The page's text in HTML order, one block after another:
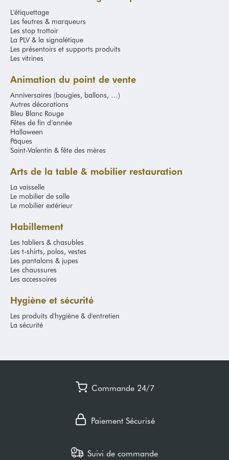
L'étiquettage
Les feutres & marqueurs
Les stop trottoir
La PLV & la signalétique
Les présentoirs et supports produits
Les vitrines
Animation du point de vente
Anniversaires (bougies, ballons, …)
Autres décorations
Bleu Blanc Rouge
Fêtes de fin d’année
Halloween
Pâques
Saint-Valentin & fête des mères
Arts de la table & mobilier restauration
La vaisselle
Le mobilier de salle
Le mobilier extérieur
Habillement
Les tabliers & chasubles
Les t-shirts, polos, vestes
Les pantalons & jupes
Les chaussures
Les accessoires
Hygiène et sécurité
Les produits d'hygiène & d'entretien
La sécurité
Commande 24/7
Paiement Sécurisé
Suivi de commande